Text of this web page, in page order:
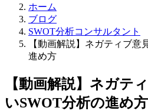
ホーム
ブログ
SWOT分析コンサルタント
【動画解説】ネガティブ意
進め方
【動画解説】ネガテ
いSWOT分析の進め方